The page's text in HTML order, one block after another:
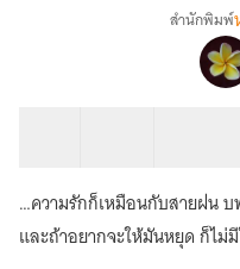
๒
สำนักพิมพ์
…ความรักก็เหมือนกับสายฝน บทจะโปรยปรายลงมา ไม่มีใครห้ามมันได้
และถ้าอยากจะให้มันหยุด ก็ไม่